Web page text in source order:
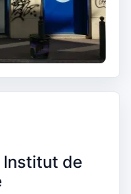
Institut de